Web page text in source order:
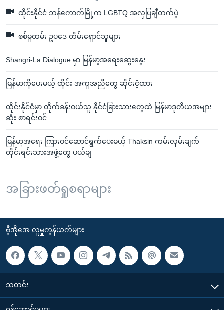
ထိုင်းနိုင်ငံ ဘန်ကောက်မြို့က LGBTQ အလှပြချီတက်ပွဲ
စစ်မှုထမ်း ဥပဒေ တိမ်းရှောင်သူများ
Shangri-La Dialogue မှာ မြန်မာ့အရေးဆွေးနွေး
မြန်မာကိုပေးမယ့် ထိုင်း အကူအညီတွေ ဆိုင်းငံ့ထား
ထိုင်းနိုင်ငံမှာ တိုက်ခန်းဝယ်သူ နိုင်ငံခြားသားတွေထဲ မြန်မာဒုတိယအများ
ဆုံး စာရင်းဝင်
မြန်မာ့အရေး ကြားဝင်ဆောင်ရွက်ပေးမယ့် Thaksin ကမ်းလှမ်းချက်
တိုင်းရင်းသားအဖွဲ့တွေ ပယ်ချ
အခြားဖတ်ရှုစရာများ
ဗွီအိုအေ လူမှုကွန်ယက်များ
သတင်း